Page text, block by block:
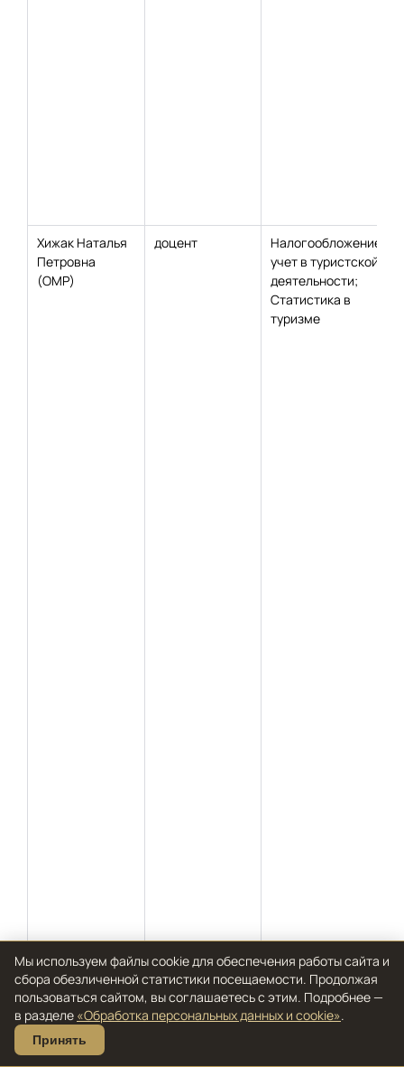
Хижак Наталья
Петровна
(ОМР)
доцент
Налогообложение и
учет в туристской
деятельности;
Статистика в
туризме
Мы используем файлы cookie для обеспечения работы сайта и
сбора обезличенной статистики посещаемости. Продолжая
пользоваться сайтом, вы соглашаетесь с этим. Подробнее —
в разделе «Обработка персональных данных и cookie».
Принять